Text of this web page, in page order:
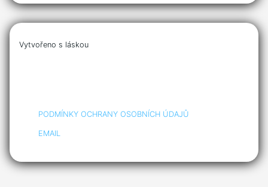
Vytvořeno s láskou
PODMÍNKY OCHRANY OSOBNÍCH ÚDAJŮ
EMAIL